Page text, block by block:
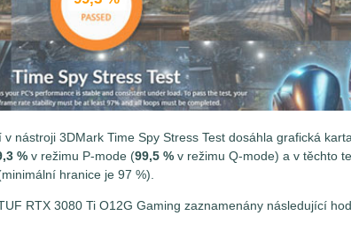
nástroji 3DMark Time Spy Stress Test dosáhla grafická
% v režimu P-mode (99,5 % v režimu Q-mode) a v těchto
hranice je 97 %).
RTX 3080 Ti O12G Gaming zaznamenány následující